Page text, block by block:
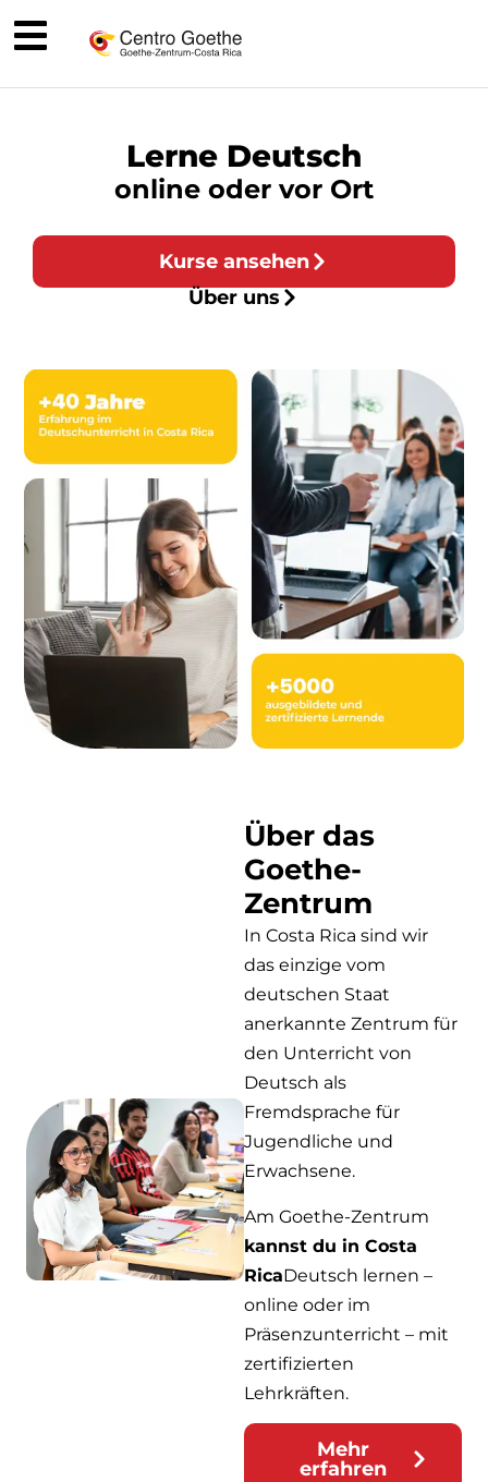
Lerne Deutsch
online oder vor Ort
Kurse ansehen
Über uns
Über das
Goethe-
Zentrum
In Costa Rica sind wir
das einzige vom
deutschen Staat
anerkannte Zentrum für
den Unterricht von
Deutsch als
Fremdsprache für
Jugendliche und
Erwachsene.
Am Goethe-Zentrum
kannst du in Costa
RicaDeutsch lernen –
online oder im
Präsenzunterricht – mit
zertifizierten
Lehrkräften.
Mehr
erfahren